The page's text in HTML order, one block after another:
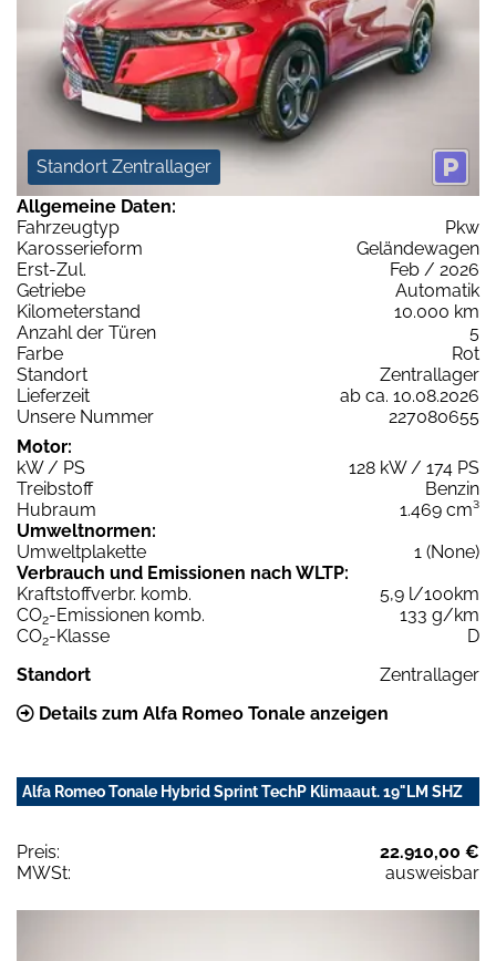
Standort Zentrallager
Allgemeine Daten:
Fahrzeugtyp
Pkw
Karosserieform
Geländewagen
Erst-Zul.
Feb / 2026
Getriebe
Automatik
Kilometerstand
10.000 km
Anzahl der Türen
5
Farbe
Rot
Standort
Zentrallager
Lieferzeit
ab ca. 10.08.2026
Unsere Nummer
227080655
Motor:
kW / PS
128 kW / 174 PS
Treibstoff
Benzin
Hubraum
1.469 cm³
Umweltnormen:
Umweltplakette
1 (None)
Verbrauch und Emissionen nach WLTP:
Kraftstoffverbr. komb.
5,9 l/100km
CO2-Emissionen komb.
133 g/km
CO2-Klasse
D
Standort
Zentrallager
Details zum Alfa Romeo Tonale anzeigen
Alfa Romeo Tonale Hybrid Sprint TechP Klimaaut. 19"LM SHZ
Preis:
22.910,00 €
MWSt:
ausweisbar